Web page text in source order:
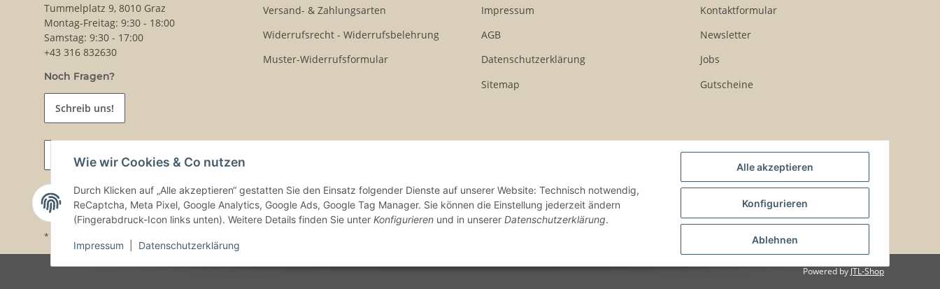
Alle akzeptieren
Konfigurieren
Ablehnen
Wie wir Cookies & Co nutzen
Durch Klicken auf „Alle akzeptieren“ gestatten Sie den Einsatz folgender Dienste auf unserer Website: Technisch notwendig,
ReCaptcha, Meta Pixel, Google Analytics, Google Ads, Google Tag Manager. Sie können die Einstellung jederzeit ändern
(Fingerabdruck-Icon links unten). Weitere Details finden Sie unter Konfigurieren und in unserer Datenschutzerklärung.
Impressum Datenschutzerklärung
Tummelplatz 9, 8010 Graz
Montag-Freitag: 9:30 - 18:00
Samstag: 9:30 - 17:00
+43 316 832630
Noch Fragen?
Schreib uns!
Versand- & Zahlungsarten
Widerrufsrecht - Widerrufsbelehrung
Muster-Widerrufsformular
Impressum
AGB
Datenschutzerklärung
Sitemap
Kontaktformular
Newsletter
Jobs
Gutscheine
Vertrag widerrufen
* Alle Preise inkl. gesetzlicher USt., zzgl.
Powered by JTL-Shop